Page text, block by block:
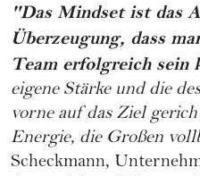
"Das Mindset ist das
Überzeugung, dass
Team erfolgreich sein
eigene Stärke und die
vorne auf das Ziel
Energie, die Großen
Scheckmann,